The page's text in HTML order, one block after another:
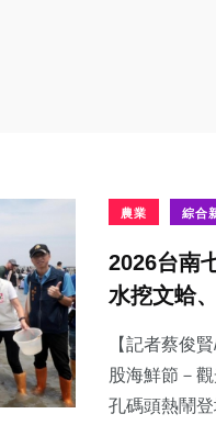
農業 綜合
2026台南
水挖文蛤
【記者蔡俊
股海鮮節－
孔碼頭熱鬧